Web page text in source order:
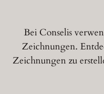
Bei Conselis
Zeichnungen.
Zeichnungen zu